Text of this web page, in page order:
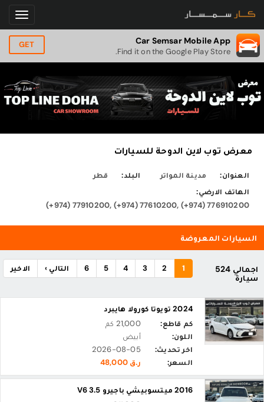
Car Semsar Mobile App
Find it on the Google Play Store.
GET
معرض توب لاين الدوحة للسيارات
العنوان: مدينة المواتر البلد:
قطر
الهاتف الارضي:
(+974) 77910200, (+974) 77610200, (+974) 776910200
السيارات المعروضة
1
2
3
4
5
6 التالي › الاخير
اجمالي 524
سيارة
2024 تويوتا كورولا هايبرد
كم قاطع:
21,000 كم
اللون:
أبيض
اخر تحديث:
2026-08-05
السعر:
ر.ق 48,000
2016 ميتسوبيشي باجيرو 3.5 V6